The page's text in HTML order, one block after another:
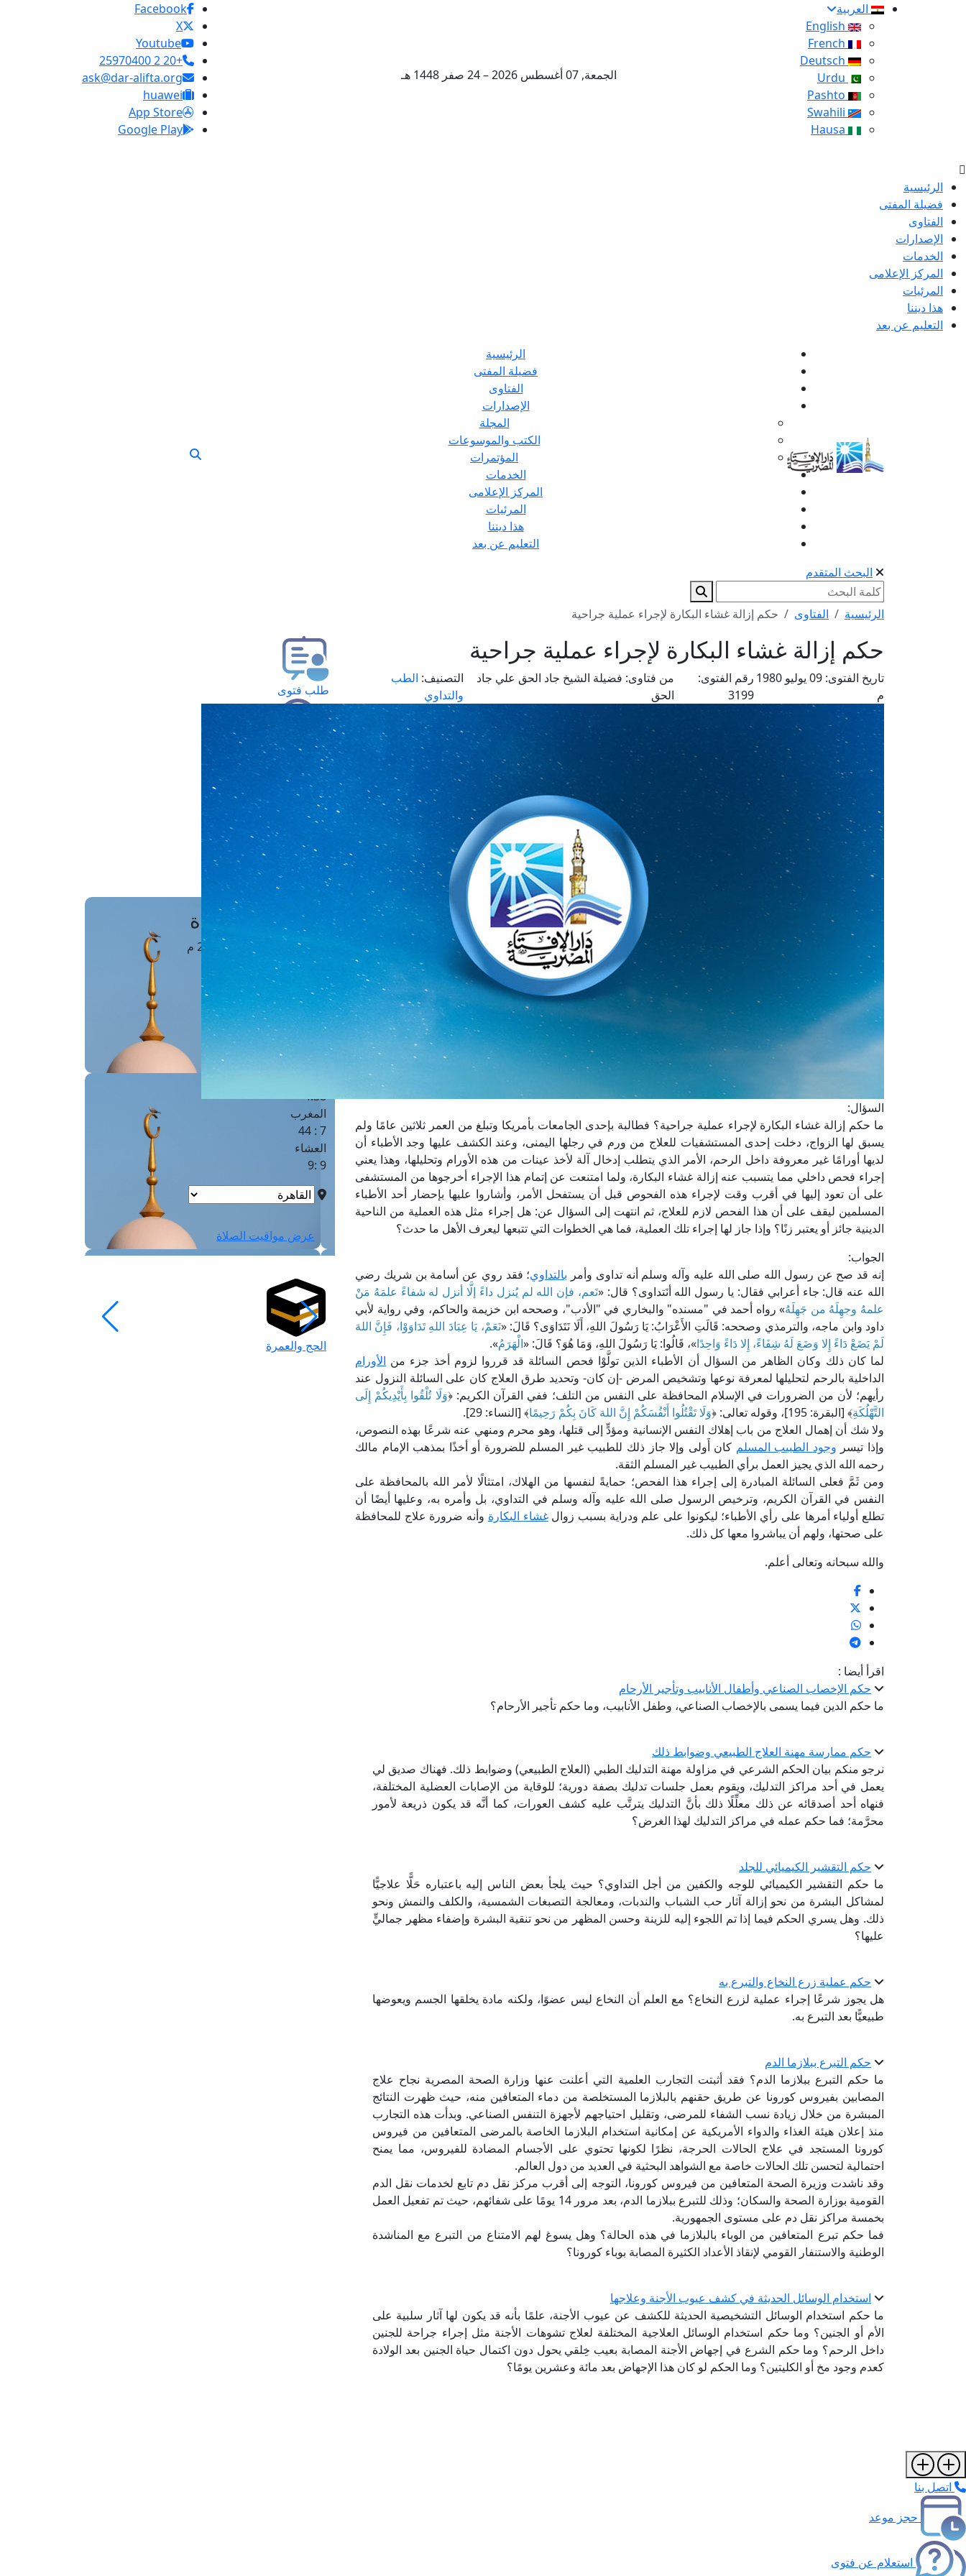
العربية
الجمعة, 07 أغسطس 2026 – 24 صفر 1448 هـ
Facebook
X
Youtube
+20 2 25970400
ask@dar-alifta.org
huawei
App Store
Google Play
الرئيسية
فضيلة المفتى
الفتاوى
الإصدارات
الخدمات
المركز الإعلامى
المرئيات
هذا ديننا
التعليم عن بعد
الرئيسية
فضيلة المفتى
الفتاوى
الإصدارات
المجلة
الكتب والموسوعات
المؤتمرات
الخدمات
المركز الإعلامى
المرئيات
هذا ديننا
التعليم عن بعد
البحث المتقدم
الرئيسية الفتاوى حكم إزالة غشاء البكارة لإجراء عملية جراحية
حكم إزالة غشاء البكارة لإجراء عملية جراحية
تاريخ الفتوى:
09 يوليو 1980
م
رقم الفتوى:
3199
من فتاوى: فضيلة الشيخ جاد الحق علي جاد
الحق
التصنيف: الطب
والتداوي
السؤال:
ما حكم إزالة غشاء البكارة لإجراء عملية جراحية؟ فطالبة بإحدى الجامعات بأمريكا وتبلغ من العمر ثلاثين عامًا ولم
يسبق لها الزواج، دخلت إحدى المستشفيات للعلاج من ورم في رجلها اليمنى، وعند الكشف عليها وجد الأطباء أن
لديها أورامًا غير معروفة داخل الرحم، الأمر الذي يتطلب إدخال آلة لأخذ عينات من هذه الأورام وتحليلها، وهذا يعني
إجراء فحص داخلي مما يتسبب عنه إزالة غشاء البكارة، ولما امتنعت عن إتمام هذا الإجراء أخرجوها من المستشفى
على أن تعود إليها في أقرب وقت لإجراء هذه الفحوص قبل أن يستفحل الأمر، وأشاروا عليها بإحضار أحد الأطباء
المسلمين ليقف على أن هذا الفحص لازم للعلاج، ثم انتهت إلى السؤال عن: هل إجراء مثل هذه العملية من الناحية
الدينية جائز أو يعتبر زنًا؟ وإذا جاز لها إجراء تلك العملية، فما هي الخطوات التي تتبعها ليعرف الأهل ما حدث؟
الجواب:
إنه قد صح عن رسول الله صلى الله عليه وآله وسلم أنه تداوى وأمر بالتداوي؛ فقد روي عن أسامة بن شريك رضي
الله عنه قال: جاء أعرابي فقال: يا رسول الله أنَتداوى؟ قال: «نَعم، فإن الله لم يُنزل داءً إلَّا أنزل له شفاءً علمَهُ مَنْ
علمهُ وجهِلَهُ من جَهِلَهُ» رواه أحمد في "مسنده" والبخاري في "الأدب"، وصححه ابن خزيمة والحاكم، وفي رواية لأبي
داود وابن ماجه، والترمذي وصححه: قَالَتِ الأَعْرَابُ: يَا رَسُولَ اللهِ، أَلَا نَتَدَاوَى؟ قَالَ: «نَعَمْ، يَا عِبَادَ اللهِ تَدَاوَوْا، فَإِنَّ اللهَ
لَمْ يَضَعْ دَاءً إِلا وَضَعَ لَهُ شِفَاءً، إِلا دَاءً وَاحِدًا»، قَالُوا: يَا رَسُولَ اللهِ، وَمَا هُوَ؟ قَالَ: «الْهَرَمُ».
لما كان ذلك وكان الظاهر من السؤال أن الأطباء الذين تولَّوْا فحص السائلة قد قرروا لزوم أخذ جزء من الأورام
الداخلية بالرحم لتحليلها لمعرفة نوعها وتشخيص المرض -إن كان- وتحديد طرق العلاج كان على السائلة النزول عند
رأيهم؛ لأن من الضرورات في الإسلام المحافظة على النفس من التلف؛ ففي القرآن الكريم: ﴿وَلَا تُلْقُوا بِأَيْدِيكُمْ إِلَى
التَّهْلُكَةِ﴾ [البقرة: 195]، وقوله تعالى: ﴿ وَلَا تَقْتُلُوا أَنْفُسَكُمْ إِنَّ اللهَ كَانَ بِكُمْ رَحِيمًا﴾ [النساء: 29].
ولا شك أن إهمال العلاج من باب إهلاك النفس الإنسانية ومؤدٍّ إلى قتلها، وهو محرم ومنهي عنه شرعًا بهذه النصوص،
وإذا تيسر وجود الطبيب المسلم كان أَولى وإلا جاز ذلك للطبيب غير المسلم للضرورة أو أخذًا بمذهب الإمام مالك
رحمه الله الذي يجيز العمل برأي الطبيب غير المسلم الثقة.
ومن ثَمَّ فعلى السائلة المبادرة إلى إجراء هذا الفحص؛ حمايةً لنفسها من الهلاك، امتثالًا لأمر الله بالمحافظة على
النفس في القرآن الكريم، وترخيص الرسول صلى الله عليه وآله وسلم في التداوي، بل وأمره به، وعليها أيضًا أن
تطلع أولياء أمرها على رأي الأطباء؛ ليكونوا على علم ودراية بسبب زوالغشاء البكارة وأنه ضرورة علاج للمحافظة
على صحتها، ولهم أن يباشروا معها كل ذلك.
والله سبحانه وتعالى أعلم.
اقرأ أيضا :
حكم الإخصاب الصناعي وأطفال الأنابيب وتأجير الأرحام
ما حكم الدين فيما يسمى بالإخصاب الصناعي، وطفل الأنابيب، وما حكم تأجير الأرحام؟
حكم ممارسة مهنة العلاج الطبيعي وضوابط ذلك
نرجو منكم بيان الحكم الشرعي في مزاولة مهنة التدليك الطبي (العلاج الطبيعي) وضوابط ذلك. فهناك صديق لي
يعمل في أحد مراكز التدليك، ويقوم بعمل جلسات تدليك بصفة دورية؛ للوقاية من الإصابات العضلية المختلفة،
فنهاه أحد أصدقائه عن ذلك معلِّلًا ذلك بأنَّ التدليك يترتَّب عليه كشف العورات، كما أنَّه قد يكون ذريعة لأمور
محرَّمة؛ فما حكم عمله في مراكز التدليك لهذا الغرض؟
حكم التقشير الكيميائي للجلد
ما حكم التقشير الكيميائي للوجه والكفين من أجل التداوي؟ حيث يلجأ بعض الناس إليه باعتباره حَلًّا علاجيًّا
لمشاكل البشرة من نحو إزالة آثار حب الشباب والندبات، ومعالجة التصبغات الشمسية، والكلف والنمش ونحو
ذلك. وهل يسري الحكم فيما إذا تم اللجوء إليه للزينة وحسن المظهر من نحو تنقية البشرة وإضفاء مظهر جماليٍّ
عليها؟
حكم عملية زرع النخاع والتبرع به
هل يجوز شرعًا إجراء عملية لزرع النخاع؟ مع العلم أن النخاع ليس عضوًا، ولكنه مادة يخلقها الجسم ويعوضها
طبيعيًّا بعد التبرع به.
حكم التبرع ببلازما الدم
ما حكم التبرع ببلازما الدم؟ فقد أثبتت التجارب العلمية التي أعلنت عنها وزارة الصحة المصرية نجاح علاج
المصابين بفيروس كورونا عن طريق حقنهم بالبلازما المستخلصة من دماء المتعافين منه، حيث ظهرت النتائج
المبشرة من خلال زيادة نسب الشفاء للمرضى، وتقليل احتياجهم لأجهزة التنفس الصناعي. وبدأت هذه التجارب
منذ إعلان هيئة الغذاء والدواء الأمريكية عن إمكانية استخدام البلازما الخاصة بالمرضى المتعافين من فيروس
كورونا المستجد في علاج الحالات الحرجة، نظرًا لكونها تحتوي على الأجسام المضادة للفيروس، مما يمنح
احتمالية لتحسن تلك الحالات خاصة مع الشواهد البحثية في العديد من دول العالم.
وقد ناشدت وزيرة الصحة المتعافين من فيروس كورونا، التوجه إلى أقرب مركز نقل دم تابع لخدمات نقل الدم
القومية بوزارة الصحة والسكان؛ وذلك للتبرع ببلازما الدم، بعد مرور 14 يومًا على شفائهم، حيث تم تفعيل العمل
بخمسة مراكز نقل دم على مستوى الجمهورية.
فما حكم تبرع المتعافين من الوباء بالبلازما في هذه الحالة؟ وهل يسوغ لهم الامتناع من التبرع مع المناشدة
الوطنية والاستنفار القومي لإنقاذ الأعداد الكثيرة المصابة بوباء كورونا؟
استخدام الوسائل الحديثة في كشف عيوب الأجنة وعلاجها
ما حكم استخدام الوسائل التشخيصية الحديثة للكشف عن عيوب الأجنة، علمًا بأنه قد يكون لها آثار سلبية على
الأم أو الجنين؟ وما حكم استخدام الوسائل العلاجية المختلفة لعلاج تشوهات الأجنة مثل إجراء جراحة للجنين
داخل الرحم؟ وما حكم الشرع في إجهاض الأجنة المصابة بعيب خِلقي يحول دون اكتمال حياة الجنين بعد الولادة
كعدم وجود مخ أو الكليتين؟ وما الحكم لو كان هذا الإجهاض بعد مائة وعشرين يومًا؟
طلب فتوى
استعلام عن فتوى
حجز موعد
الفتوى الهاتفية
مَواقِيتُ الصَّـــلاة
القاهرة · 07 أغسطس 2026 م
4 :41
الشروق
6 :17
4:38
المغرب
7 : 44
العشاء
9 :9
عرض مواقيت الصلاة
الحج والعمرة
اتصل بنا
حجز موعد
استعلام عن فتوى